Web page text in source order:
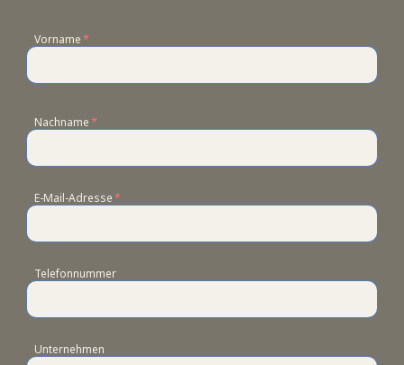
Vorname*
Nachname*
E-Mail-Adresse*
Telefonnummer
Unternehmen